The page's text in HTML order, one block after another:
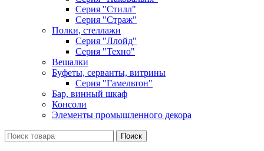
Серия "Стилл"
Серия "Страж"
Полки, стеллажи
Серия "Ллойд"
Серия "Техно"
Вешалки
Буфеты, серванты, витрины
Серия "Гамельтон"
Бар, винный шкаф
Консоли
Элементы промышленного декора
Поиск